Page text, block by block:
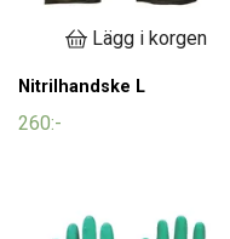
Lägg i korgen
Nitrilhandske L
260:-